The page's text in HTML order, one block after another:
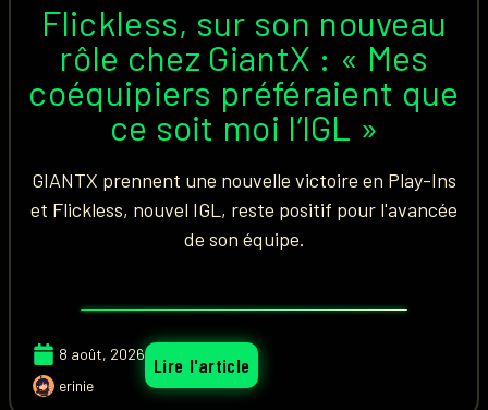
Flickless, sur son nouveau
rôle chez GiantX : « Mes
coéquipiers préféraient que
ce soit moi l’IGL »
GIANTX prennent une nouvelle victoire en Play-Ins
et Flickless, nouvel IGL, reste positif pour l'avancée
de son équipe.
8 août, 2026
erinie
Lire l'article